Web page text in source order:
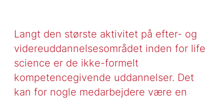
Langt den største aktivitet på efter- og
videreuddannelsesområdet inden for life
science er de ikke-formelt
kompetencegivende uddannelser. Det
kan for nogle medarbejdere være en